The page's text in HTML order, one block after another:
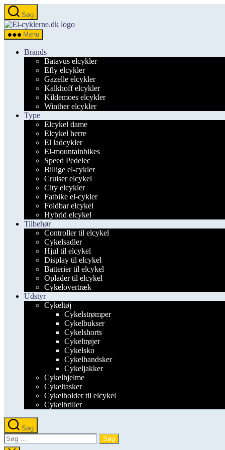
Spring
til
indholdet
Søg
el-
Menu
Brands
Batavus elcykler
Efly elcykler
Gazelle elcykler
Kalkhoff elcykler
Kildemoes elcykler
Winther elcykler
Type
Elcykel dame
Elcykel herre
El ladcykler
El-mountainbikes
Speed Pedelec
Billige el-cykler
Cruiser elcykel
City elcykler
Fatbike el-cykler
Foldbar elcykel
Hybrid elcykel
Tilbehør
Controller til elcykel
Cykelsadler
Hjul til elcykel
Display til elcykel
Batterier til elcykel
Oplader til elcykel
Cykelovertræk
Udstyr
Cykeltøj
Cykelstrømper
Cykelbukser
Cykelshorts
Cykeltrøjer
Cykelsko
Cykelhandsker
Cykeljakker
Cykelhjelme
Cykeltasker
Cykelholder til elcykel
Cykelbriller
Søg
Søg
efter: